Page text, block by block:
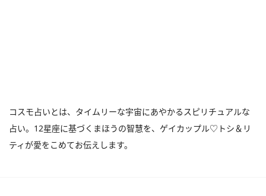
コスモ占いとは、タイムリーな宇宙にあやかるスピリチュアルな
占い。12星座に基づくまほうの智慧を、ゲイカップル♡トシ＆リ
ティが愛をこめてお伝えします。